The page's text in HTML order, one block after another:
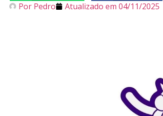
Por Pedro Atualizado em 04/11/2025